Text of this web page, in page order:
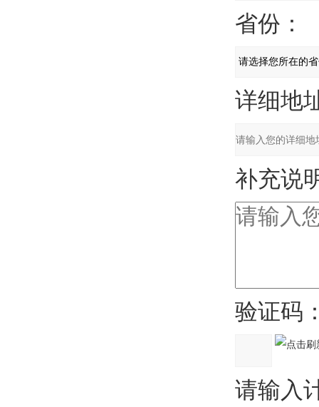
省份：
详细地址
补充说明
验证码
请输入计